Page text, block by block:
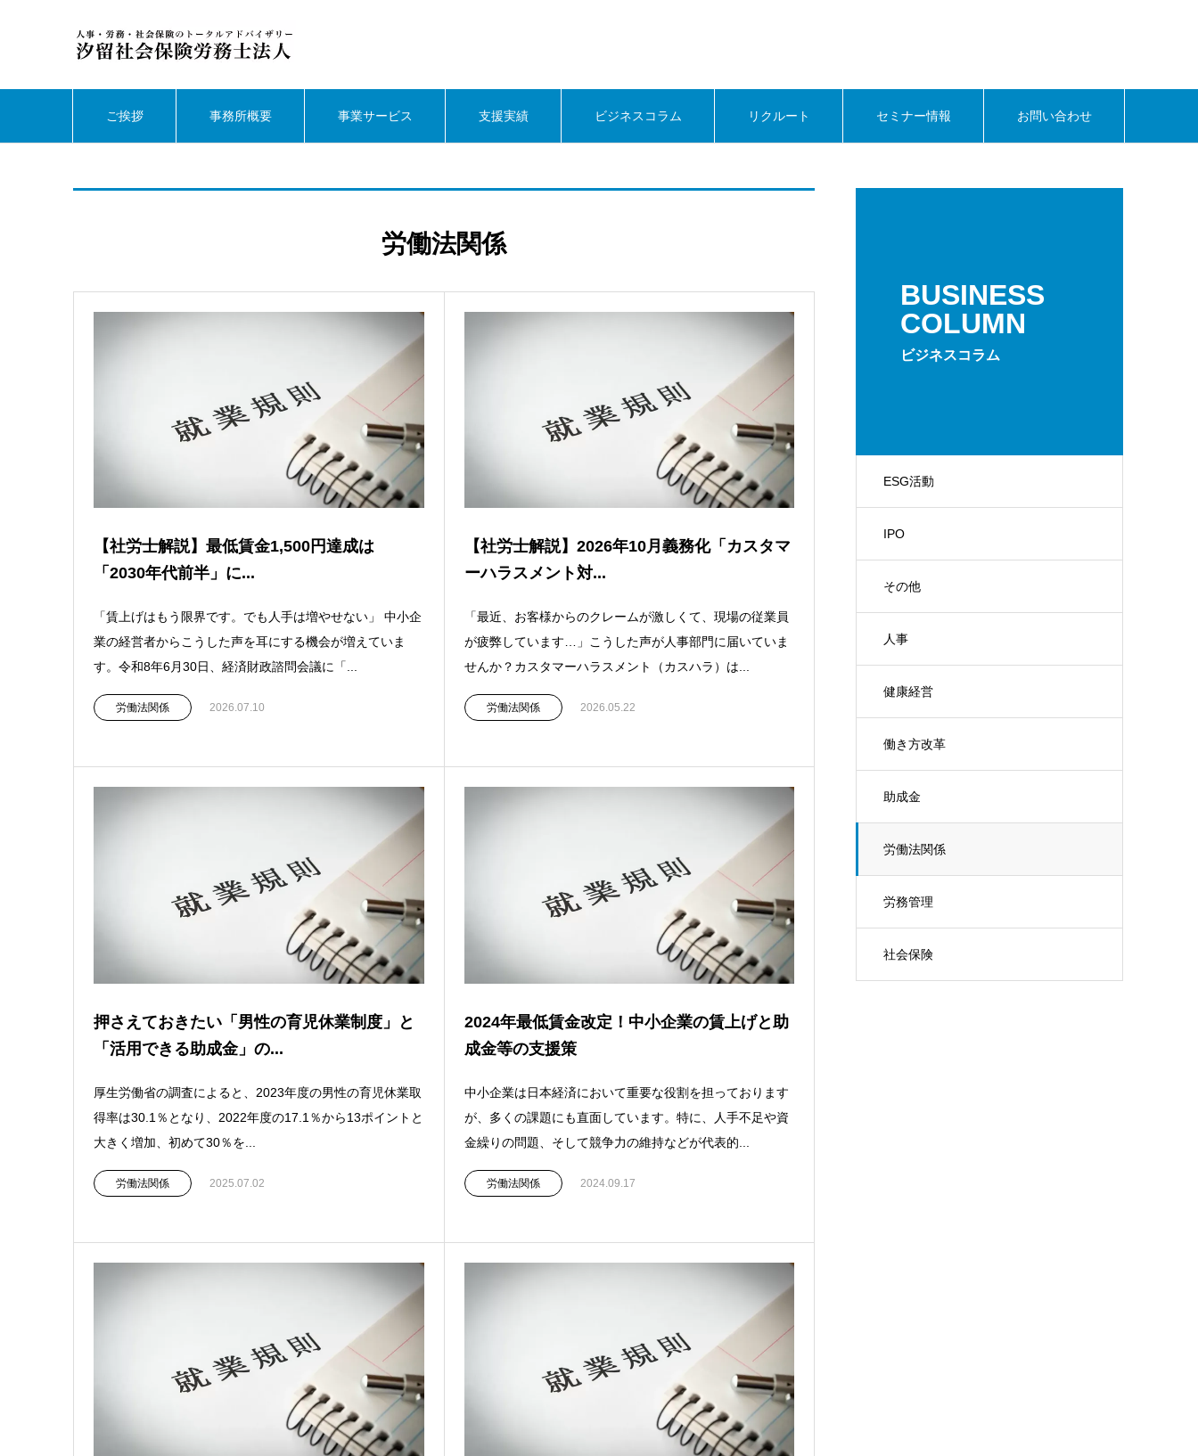
ご挨拶 事務所概要 事業サービス 支援実績 ビジネスコラム リクルート セミナー情報 お問い合わせ
BUSINESS
COLUMN
ビジネスコラム
ESG活動
IPO
その他
人事
健康経営
働き方改革
助成金
労働法関係
労務管理
社会保険
労働法関係
【社労士解説】最低賃金1,500円達成は
「2030年代前半」に...
「賃上げはもう限界です。でも人手は増やせない」 中小企
業の経営者からこうした声を耳にする機会が増えていま
す。令和8年6月30日、経済財政諮問会議に「...
労働法関係 2026.07.10
【社労士解説】2026年10月義務化「カスタマ
ーハラスメント対...
「最近、お客様からのクレームが激しくて、現場の従業員
が疲弊しています…」こうした声が人事部門に届いていま
せんか？カスタマーハラスメント（カスハラ）は...
労働法関係 2026.05.22
押さえておきたい「男性の育児休業制度」と
「活用できる助成金」の...
厚生労働省の調査によると、2023年度の男性の育児休業取
得率は30.1％となり、2022年度の17.1％から13ポイントと
大きく増加、初めて30％を...
労働法関係 2025.07.02
2024年最低賃金改定！中小企業の賃上げと助
成金等の支援策
中小企業は日本経済において重要な役割を担っております
が、多くの課題にも直面しています。特に、人手不足や資
金繰りの問題、そして競争力の維持などが代表的...
労働法関係 2024.09.17